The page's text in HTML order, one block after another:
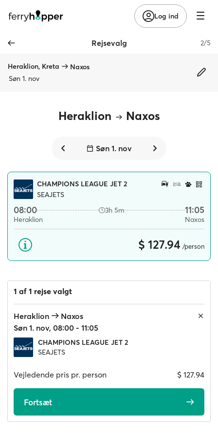
Log ind
Rejsevalg 2/5
Heraklion, Kreta
Naxos
Søn 1. nov
Heraklion Naxos
Søn 1. nov
CHAMPIONS LEAGUE JET 2
SEAJETS
08:00 3h 5m 11:05
Heraklion Naxos
$ 127.94 /person
1 af 1 rejse valgt
Heraklion
Naxos
Søn 1. nov, 08:00 - 11:05
CHAMPIONS LEAGUE JET 2
SEAJETS
Vejledende pris pr. person $ 127.94
Fortsæt